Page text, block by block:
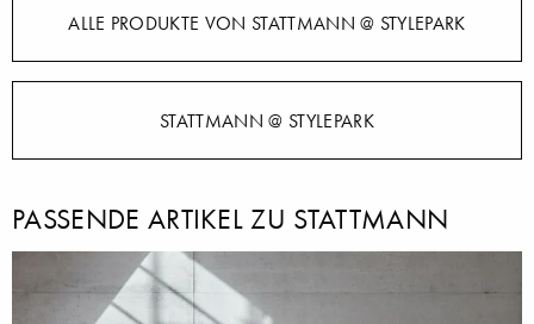
ALLE PRODUKTE VON STATTMANN @ STYLEPARK
STATTMANN @ STYLEPARK
PASSENDE ARTIKEL ZU STATTMANN